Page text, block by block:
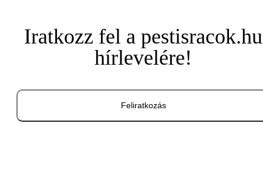
Iratkozz fel a pestisracok.hu
hírlevelére!
Feliratkozás